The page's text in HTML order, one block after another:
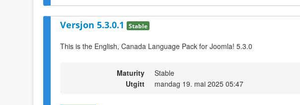
Versjon 5.3.0.1 Stable
This is the English, Canada Language Pack for Joomla! 5.3.0
Maturity
Stable
Utgitt
mandag 19. mai 2025 05:47